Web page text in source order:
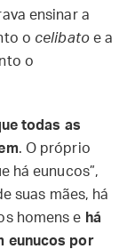
ensinar a
o celibatoe a
o
todas as
. O próprio
há eunucos”,
suas mães, há
homens e há
eunucos por